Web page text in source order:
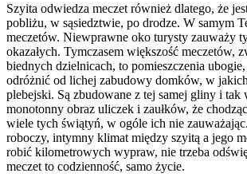
Szyita odwiedza meczet również dlatego, że
pobliżu, w sąsiedztwie, po drodze. W samym
meczetów. Niewprawne oko turysty zauważy
okazałych. Tymczasem większość meczetów,
biednych dzielnicach, to pomieszczenia
odróżnić od lichej zabudowy domków, w
plebejski. Są zbudowane z tej samej gliny i tak
monotonny obraz uliczek i zaułków, że
wiele tych świątyń, w ogóle ich nie
roboczy, intymny klimat między szyitą a jego
robić kilometrowych wypraw, nie trzeba
meczet to codzienność, samo życie.